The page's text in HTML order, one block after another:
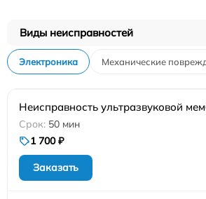
Виды неисправностей
Электроника Механические
Неисправность ультразвуковой
50 мин
1 700 ₽
Заказать